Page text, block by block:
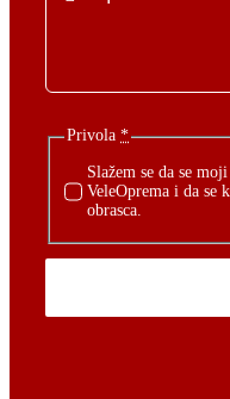
Privola *
Slažem se da se
VeleOprema i da se
obrasca.